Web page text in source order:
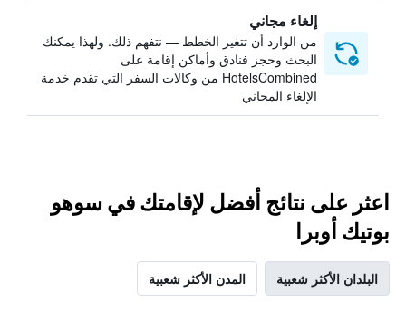
إلغاء مجاني
من الوارد أن تتغير الخطط — نتفهم ذلك. ولهذا يمكنك
البحث وحجز فنادق وأماكن إقامة على
HotelsCombined من وكالات السفر التي تقدم خدمة
الإلغاء المجاني
اعثر على نتائج أفضل لإقامتك في سوهو
بوتيك أوبرا
البلدان الأكثر شعبية المدن الأكثر شعبية